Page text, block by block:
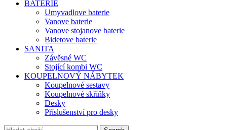
BATERIE
Umyvadlove baterie
Vanove baterie
Vanove stojanove baterie
Bidetove baterie
SANITA
Závěsné WC
Stojící kombi WC
KOUPELNOVÝ NÁBYTEK
Koupelnové sestavy
Koupelnové skříňky
Desky
Příslušenství pro desky